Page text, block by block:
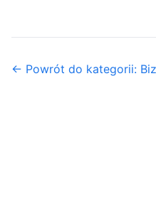
← Powrót do kategorii: